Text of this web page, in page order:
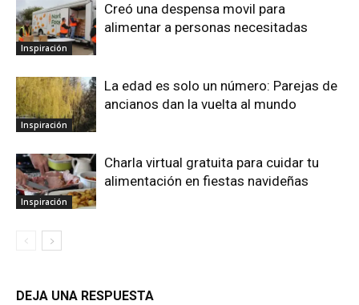
Inspiración
Creó una despensa movil para
alimentar a personas necesitadas
Inspiración
La edad es solo un número: Parejas de
ancianos dan la vuelta al mundo
Inspiración
Charla virtual gratuita para cuidar tu
alimentación en fiestas navideñas
DEJA UNA RESPUESTA